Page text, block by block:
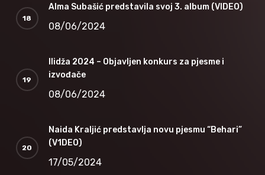
Alma Subašić predstavila svoj 3. album (VIDEO)
08/06/2024
Ilidža 2024 – Objavljen konkurs za pjesme i
izvođače
08/06/2024
Naida Kraljić predstavlja novu pjesmu “Behari”
(V1DEO)
17/05/2024